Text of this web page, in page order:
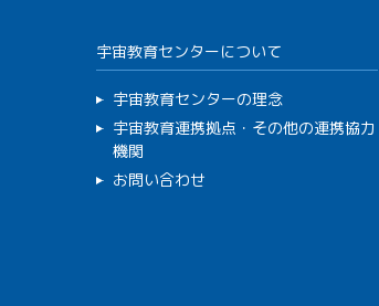
宇宙教育センターについて
宇宙教育センターの理念
宇宙教育連携拠点・その他の連携協力
機関
お問い合わせ